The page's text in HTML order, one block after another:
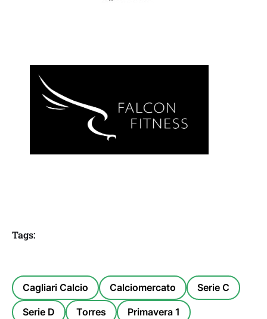
Tags:
Cagliari Calcio Calciomercato Serie C
Serie D Torres Primavera 1